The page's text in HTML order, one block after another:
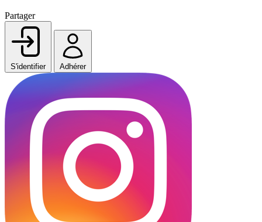
Partager
S'identifier Adhérer